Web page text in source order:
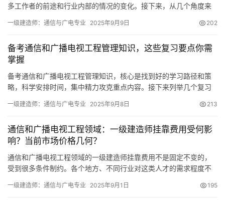
多工作者的前途和行业内部的情况的变化。接下来，从几个角度来
一级建造师：通信与广电专业 2025年9月9日 202
备考通信和广播电视工程管理知识，这些复习要点你需
掌握
备考通信和广播电视工程管理知识，核心是找到好的学习路径和策
略，科学安排时间，集中精力攻克重点内容。接下来列举几个复习
一级建造师：通信与广电专业 2025年9月8日 213
通信和广播电视工程领域：一级建造师挂靠费用受何影
响？当前市场价格几何？
通信和广播电视工程领域的一级建造师挂靠费用不是固定不变的，
受到很多条件制约。各个地方、不同行业对这类人才的需求程度不
一级建造师：通信与广电专业 2025年9月1日 195